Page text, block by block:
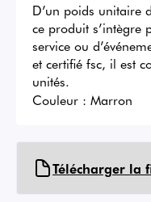
D’un poids unitaire
ce produit s’intègre
service ou
et certifié fsc, il est
unités.
Couleur : Marron
Télécharger la